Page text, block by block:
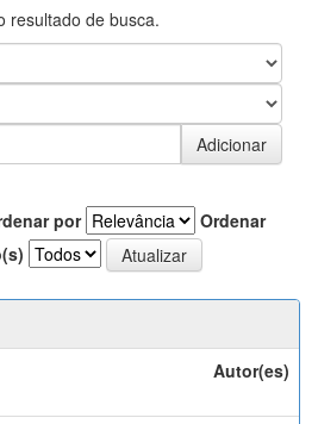
resultado de busca.
por
Ordenar
Autor(es)